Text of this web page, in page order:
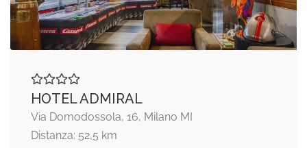
HOTEL ADMIRAL
Via Domodossola, 16, Milano MI
Distanza: 52,5 km